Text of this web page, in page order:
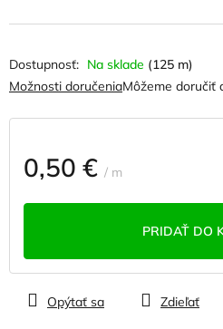
Na sklade (125 m)
Môžeme doručiť
Možnosti doručenia
0,50 € / m
PRIDAŤ DO
Opýtať sa Zdieľať